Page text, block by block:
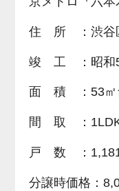
住 所 ：渋谷
竣 工 ：昭和
面 積 ：53㎡
間 取 ：1LDK
戸 数 ：
分譲時価格：